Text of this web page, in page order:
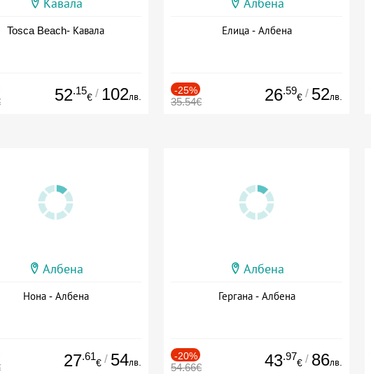
Кавала
Tosca Beach- Кавала
52.15
€ / 102лв.
Албена
Елица - Албена
-25%
35.54€ 26.59
€ / 52лв.
Албена
Нона - Албена
27.61
€ / 54лв.
Албена
Гергана - Албена
-20%
54.66€ 43.97
€ / 86лв.